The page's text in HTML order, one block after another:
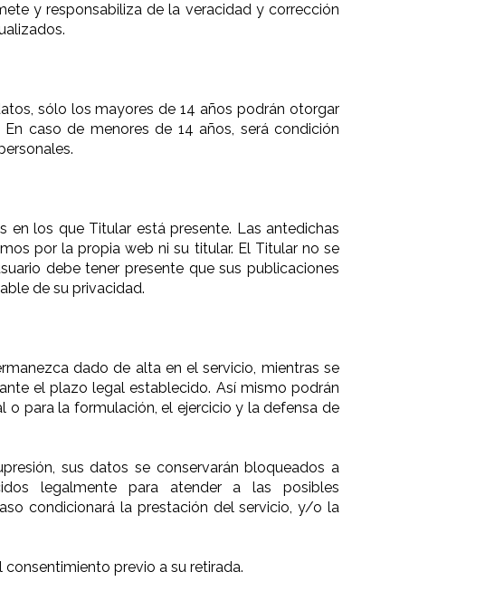
y responsabiliza de la veracidad y corrección
sólo los mayores de 14 años podrán otorgar
caso de menores de 14 años, será condición
los que Titular está presente. Las antedichas
por la propia web ni su titular. El Titular no se
debe tener presente que sus publicaciones
de su privacidad.
dado de alta en el servicio, mientras se
el plazo legal establecido. Así mismo podrán
o para la formulación, el ejercicio y la defensa de
sus datos se conservarán bloqueados a
legalmente para atender a las posibles
condicionará la prestación del servicio, y/o la
previo a su retirada.